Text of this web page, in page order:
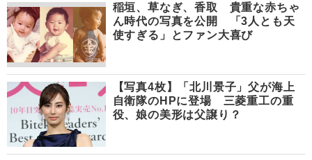
稲垣、草なぎ、香取 貴重な赤ちゃ
ん時代の写真を公開 「3人とも天
使すぎる」とファン大喜び
【写真4枚】「北川景子」父が海上
自衛隊のHPに登場 三菱重工の重
役、娘の美形は父譲り？